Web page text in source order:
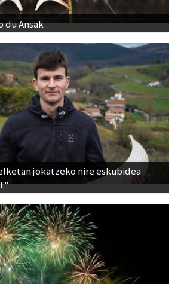
du Ansak
jokatzeko nire eskubidea